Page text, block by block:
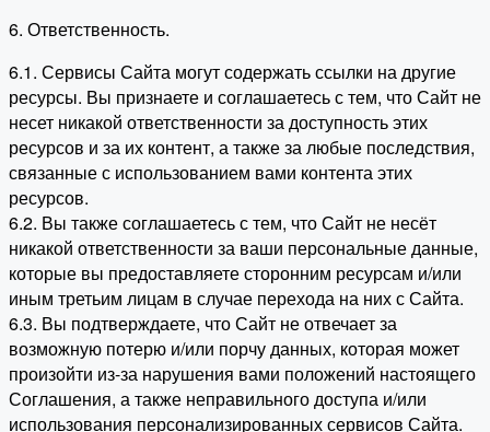
6. Ответственность.
6.1. Сервисы Сайта могут содержать ссылки на другие
ресурсы. Вы признаете и соглашаетесь с тем, что Сайт не
несет никакой ответственности за доступность этих
ресурсов и за их контент, а также за любые последствия,
связанные с использованием вами контента этих
ресурсов.
6.2. Вы также соглашаетесь с тем, что Сайт не несёт
никакой ответственности за ваши персональные данные,
которые вы предоставляете сторонним ресурсам и/или
иным третьим лицам в случае перехода на них с Сайта.
6.3. Вы подтверждаете, что Сайт не отвечает за
возможную потерю и/или порчу данных, которая может
произойти из-за нарушения вами положений настоящего
Соглашения, а также неправильного доступа и/или
использования персонализированных сервисов Сайта.